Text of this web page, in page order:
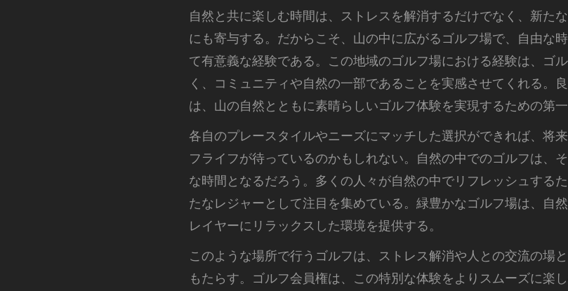
自然と共に楽しむ時間は、ストレスを解消するだけでなく、新た
にも寄与する。だからこそ、山の中に広がるゴルフ場で、自由な
て有意義な経験である。この地域のゴルフ場における経験は、ゴ
く、コミュニティや自然の一部であることを実感させてくれる。
は、山の自然とともに素晴らしいゴルフ体験を実現するための第一
各自のプレースタイルやニーズにマッチした選択ができれば、将
フライフが待っているのかもしれない。自然の中でのゴルフは、
な時間となるだろう。多くの人々が自然の中でリフレッシュする
たなレジャーとして注目を集めている。緑豊かなゴルフ場は、自
レイヤーにリラックスした環境を提供する。
このような場所で行うゴルフは、ストレス解消や人との交流の場
もたらす。ゴルフ会員権は、この特別な体験をよりスムーズに楽